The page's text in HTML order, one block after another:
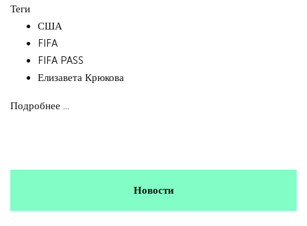
Теги
США
FIFA
FIFA PASS
Елизавета Крюкова
Подробнее ...
Новости